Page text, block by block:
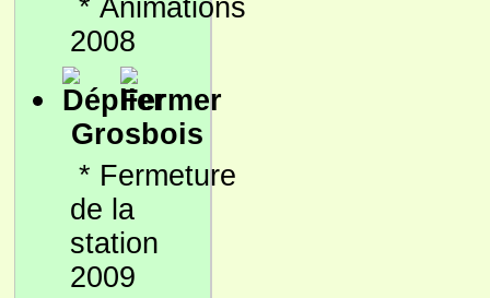
* Animations
2008
Grosbois
* Fermeture
de la
station
2009